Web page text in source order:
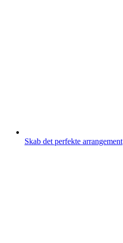
Skab det perfekte arrangement